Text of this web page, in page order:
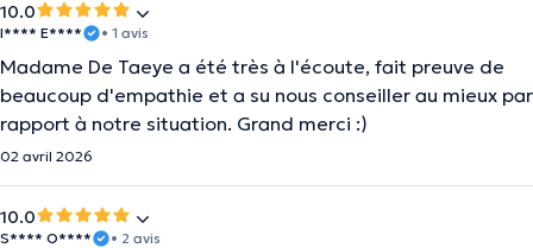
10.0
I**** E**** • 1 avis
Madame De Taeye a été très à l'écoute, fait preuve de
beaucoup d'empathie et a su nous conseiller au mieux par
rapport à notre situation. Grand merci :)
02 avril 2026
10.0
S**** O**** • 2 avis